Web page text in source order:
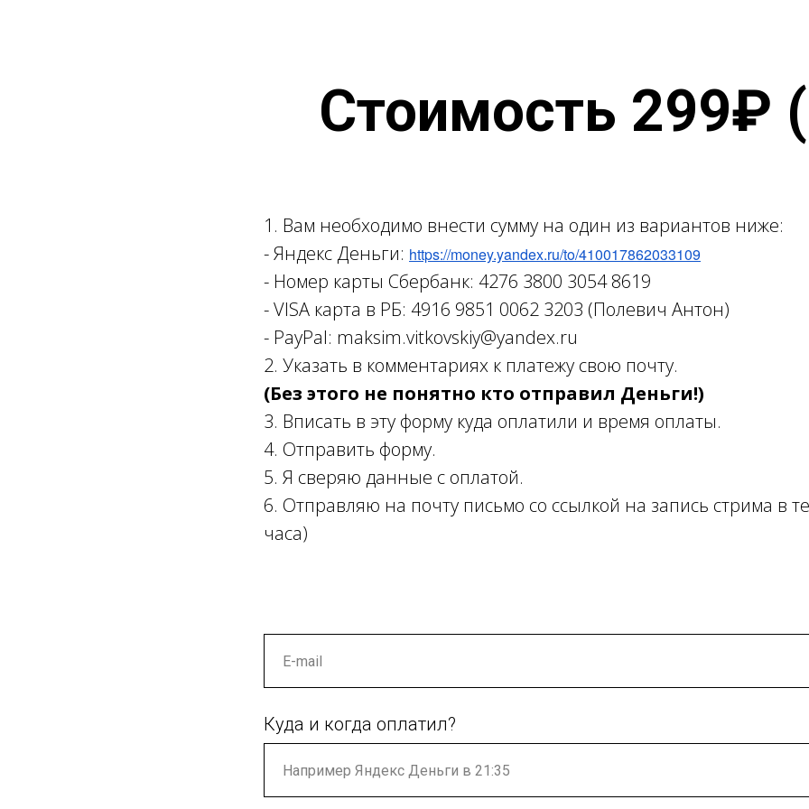
Стоимость 299₽
1. Вам необходимо внести сумму на один из вариантов ниже:
- Яндекс Деньги: https://money.yandex.ru/to/410017862033109
- Номер карты Сбербанк: 4276 3800 3054 8619
- VISA карта в РБ: 4916 9851 0062 3203 (Полевич Антон)
- PayPal: maksim.vitkovskiy@yandex.ru
2. Указать в комментариях к платежу свою почту.
(Без этого не понятно кто отправил Деньги!)
3. Вписать в эту форму куда оплатили и время оплаты.
4. Отправить форму.
5. Я сверяю данные с оплатой.
6. Отправляю на почту письмо со ссылкой на запись стрима в
часа)
Куда и когда оплатил?